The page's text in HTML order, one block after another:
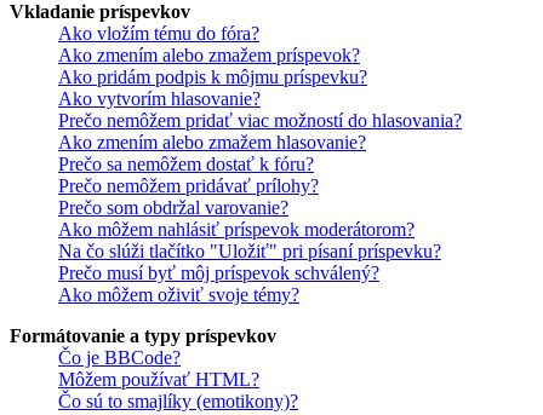
Vkladanie príspevkov
Ako vložím tému do fóra?
Ako zmením alebo zmažem príspevok?
Ako pridám podpis k môjmu príspevku?
Ako vytvorím hlasovanie?
Prečo nemôžem pridať viac možností do hlasovania?
Ako zmením alebo zmažem hlasovanie?
Prečo sa nemôžem dostať k fóru?
Prečo nemôžem pridávať prílohy?
Prečo som obdržal varovanie?
Ako môžem nahlásiť príspevok moderátorom?
Na čo slúži tlačítko "Uložiť" pri písaní príspevku?
Prečo musí byť môj príspevok schválený?
Ako môžem oživiť svoje témy?
Formátovanie a typy príspevkov
Čo je BBCode?
Môžem používať HTML?
Čo sú to smajlíky (emotikony)?